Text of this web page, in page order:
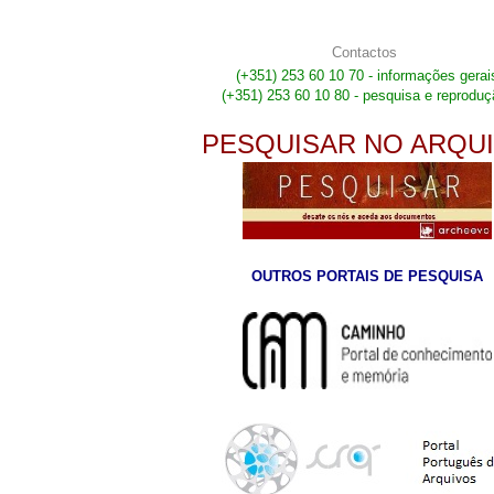
Contactos
(+351) 253 60 10 70 - informações
(+351) 253 60 10 80 - pesquisa e
PESQUISAR NO
OUTROS PORTAIS DE PESQUISA